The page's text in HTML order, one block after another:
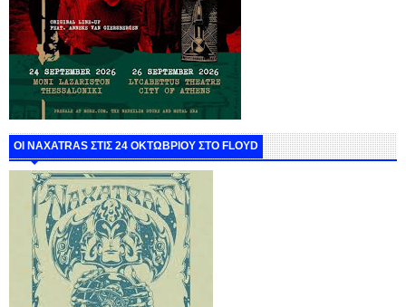
ΟΙ NAXATRAS ΣΤΙΣ 24 ΟΚΤΩΒΡΙΟΥ ΣΤΟ FLOYD